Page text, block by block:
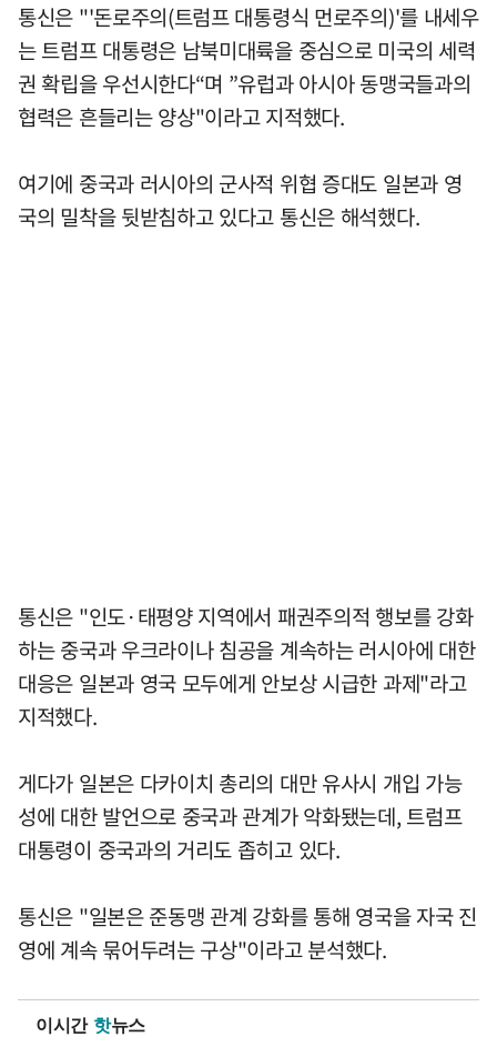
통신은 "'돈로주의(트럼프 대통령식 먼로주의)'를 내세우
는 트럼프 대통령은 남북미대륙을 중심으로 미국의 세력
권 확립을 우선시한다“며 ”유럽과 아시아 동맹국들과의
협력은 흔들리는 양상"이라고 지적했다.
여기에 중국과 러시아의 군사적 위협 증대도 일본과 영
국의 밀착을 뒷받침하고 있다고 통신은 해석했다.
통신은 "인도·태평양 지역에서 패권주의적 행보를 강화
하는 중국과 우크라이나 침공을 계속하는 러시아에 대한
대응은 일본과 영국 모두에게 안보상 시급한 과제"라고
지적했다.
게다가 일본은 다카이치 총리의 대만 유사시 개입 가능
성에 대한 발언으로 중국과 관계가 악화됐는데, 트럼프
대통령이 중국과의 거리도 좁히고 있다.
통신은 "일본은 준동맹 관계 강화를 통해 영국을 자국 진
영에 계속 묶어두려는 구상"이라고 분석했다.
이시간 핫뉴스